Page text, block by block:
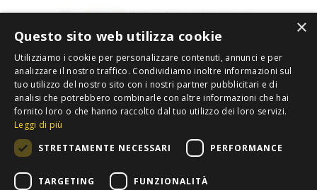
×
Questo sito web utilizza cookie
Utilizziamo i cookie per personalizzare contenuti, annunci e per
analizzare il nostro traffico. Condividiamo inoltre informazioni sul
tuo utilizzo del nostro sito con i nostri partner pubblicitari e di
analisi che potrebbero combinarle con altre informazioni che hai
fornito loro o che hanno raccolto dal tuo utilizzo dei loro servizi.
Leggi di più
STRETTAMENTE NECESSARI
PERFORMANCE
TARGETING FUNZIONALITÀ